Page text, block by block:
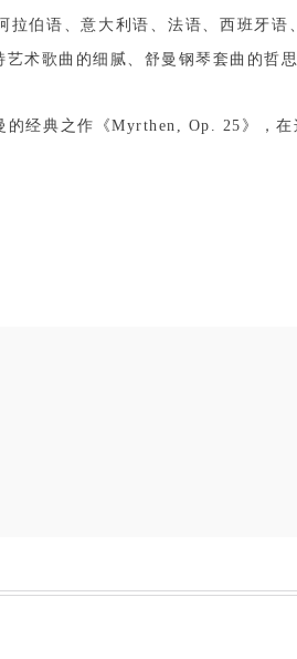
伯语、意大利语、法语、西班牙
术歌曲的细腻、舒曼钢琴套曲的哲
经典之作《Myrthen, Op. 25》，